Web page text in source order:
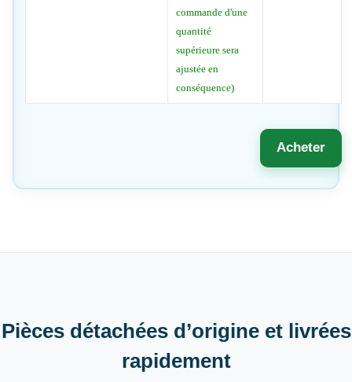
commande d'une
quantité
supérieure sera
ajustée en
conséquence)
Acheter
Pièces détachées d’origine et livrées
rapidement